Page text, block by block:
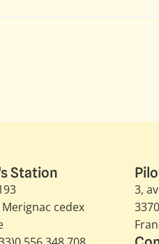
Station
Merignac cedex
3,